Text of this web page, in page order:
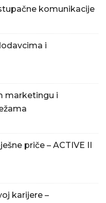
komunikacije
i
marketingu i
priče – ACTIVE II
karijere –